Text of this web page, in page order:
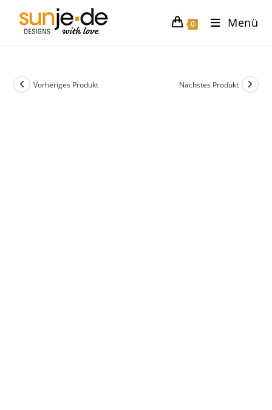
Inhalt
springen
0 Menü
Vorheriges Produkt Nächstes Produkt